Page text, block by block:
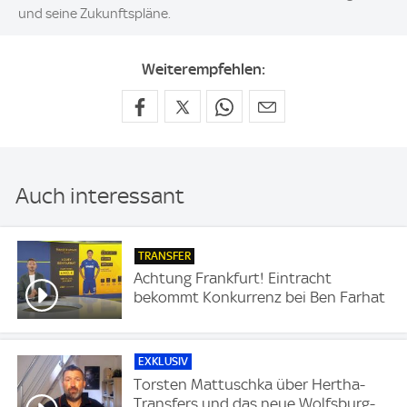
und seine Zukunftspläne.
Weiterempfehlen:
Auch interessant
TRANSFER
Achtung Frankfurt! Eintracht
bekommt Konkurrenz bei Ben Farhat
EXKLUSIV
Torsten Mattuschka über Hertha-
Transfers und das neue Wolfsburg-